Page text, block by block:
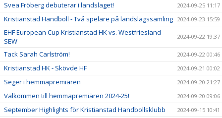
Svea Fröberg debuterar i landslaget! 2024-09-25 11:17
Kristianstad Handboll - Två spelare på landslagssamling 2024-09-23 15:59
EHF European Cup Kristianstad HK vs. Westfriesland
SEW
2024-09-22 19:37
Tack Sarah Carlström! 2024-09-22 00:46
Kristianstad HK - Skövde HF 2024-09-21 00:02
Seger i hemmapremiären 2024-09-20 21:27
Välkommen till hemmapremiären 2024-25! 2024-09-20 09:06
September Highlights för Kristianstad Handbollsklubb 2024-09-15 10:41